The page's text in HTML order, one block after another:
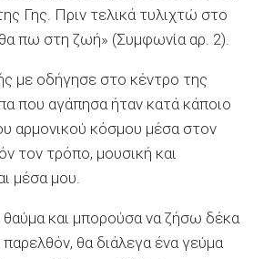
Γης. Πριν τελικά τυλιχτώ στο
θα πω στη ζωή» (Συμφωνία αρ. 2).
με οδήγησε στο κέντρο της
που αγάπησα ήταν κατά κάποιο
αρμονικού κόσμου μέσα στον
τον τρόπο, μουσική και
μέσα μου.
θαύμα και μπορούσα να ζήσω δέκα
θα διάλεγα ένα γεύμα